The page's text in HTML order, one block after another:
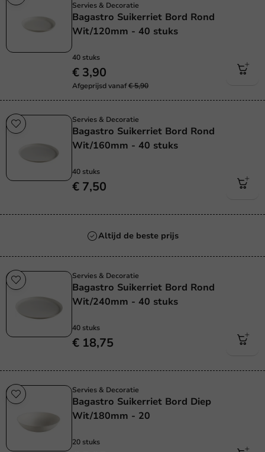
Servies & Decoratie
Bagastro Suikerriet Bord Rond
Wit/120mm - 40 stuks
40 stuks
€ 3,90
Afgeprijsd vanaf€ 5,90
Servies & Decoratie
Bagastro Suikerriet Bord Rond
Wit/160mm - 40 stuks
40 stuks
€ 7,50
Altijd de beste prijs
Servies & Decoratie
Bagastro Suikerriet Bord Rond
Wit/240mm - 40 stuks
40 stuks
€ 18,75
Servies & Decoratie
Bagastro Suikerriet Bord Diep
Wit/180mm - 20
20 stuks